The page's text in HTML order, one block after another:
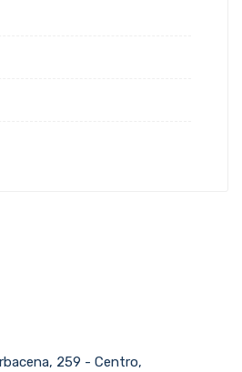
259 - Centro,